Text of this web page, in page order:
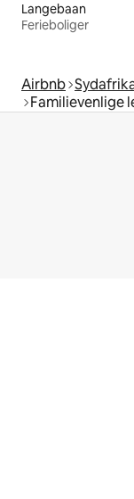
Langebaan
Ferieboliger
Airbnb
Familievenlige